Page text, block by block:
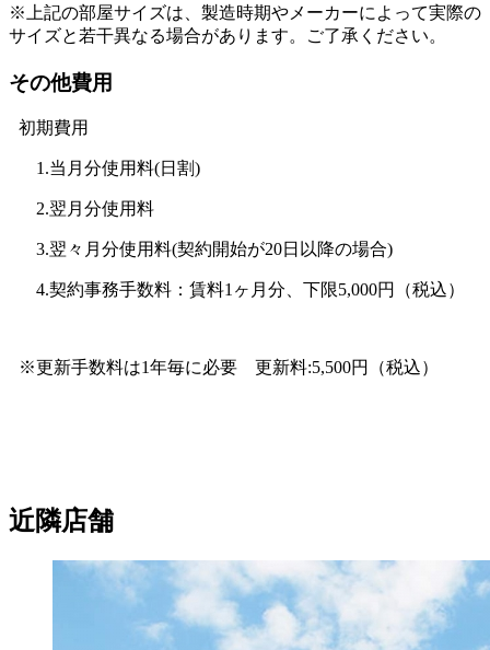
※上記の部屋サイズは、製造時期やメーカーによって実際の
サイズと若干異なる場合があります。ご了承ください。
その他費用
初期費用
1.当月分使用料(日割)
2.翌月分使用料
3.翌々月分使用料(契約開始が20日以降の場合)
4.契約事務手数料：賃料1ヶ月分、下限5,000円（税込）
※更新手数料は1年毎に必要 更新料:5,500円（税込）
近隣店舗